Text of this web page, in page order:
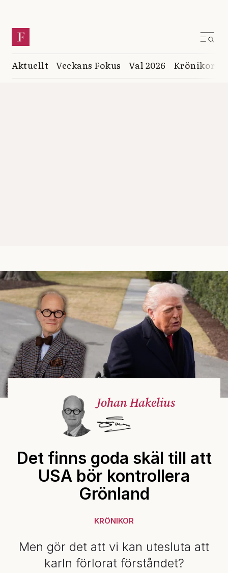
Aktuellt Veckans Fokus Val 2026 Krönikor
Johan Hakelius
Det finns goda skäl till att
USA bör kontrollera
Grönland
KRÖNIKOR
Men gör det att vi kan utesluta att
karln förlorat förståndet?